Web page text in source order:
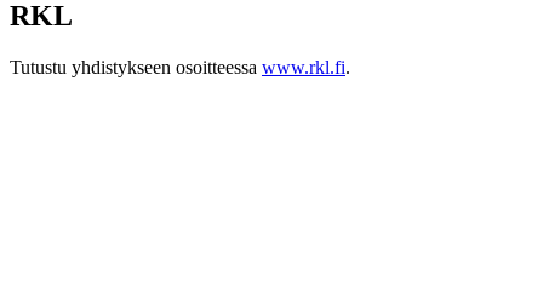
RKL
Tutustu yhdistykseen osoitteessa www.rkl.fi.